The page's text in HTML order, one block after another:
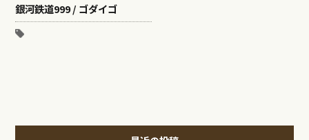
銀河鉄道999 / ゴダイゴ